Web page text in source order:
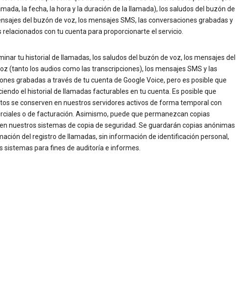
la fecha, la hora y la duración de la llamada), los saludos del buzón de
del buzón de voz, los mensajes SMS, las conversaciones grabadas y
relacionados con tu cuenta para proporcionarte el servicio.
tu historial de llamadas, los saludos del buzón de voz, los mensajes del
(tanto los audios como las transcripciones), los mensajes SMS y las
grabadas a través de tu cuenta de Google Voice, pero es posible que
el historial de llamadas facturables en tu cuenta. Es posible que
se conserven en nuestros servidores activos de forma temporal con
o de facturación. Asimismo, puede que permanezcan copias
nuestros sistemas de copia de seguridad. Se guardarán copias anónimas
del registro de llamadas, sin información de identificación personal,
sistemas para fines de auditoría e informes.